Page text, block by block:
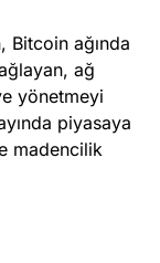
Bitcoin ağında
ağ
yönetmeyi
piyasaya
madencilik